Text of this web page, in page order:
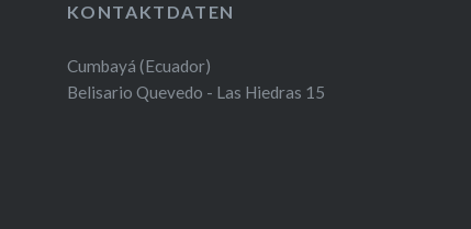
KONTAKTDATEN
Cumbayá (Ecuador)
Belisario Quevedo - Las Hiedras 15